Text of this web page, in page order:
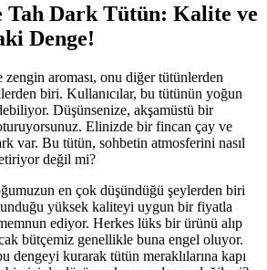
Tah Dark Tütün: Kalite ve
Denge!
zengin aroması, onu diğer tütünlerden
biri. Kullanıcılar, bu tütünün yoğun
Düşünsenize, akşamüstü bir
Elinizde bir fincan çay ve
var. Bu tütün, sohbetin atmosferini nasıl
değil mi?
en çok düşündüğü şeylerden biri
yüksek kaliteyi uygun bir fiyatla
ediyor. Herkes lüks bir ürünü alıp
bütçemiz genellikle buna engel oluyor.
dengeyi kurarak tütün meraklılarına kapı